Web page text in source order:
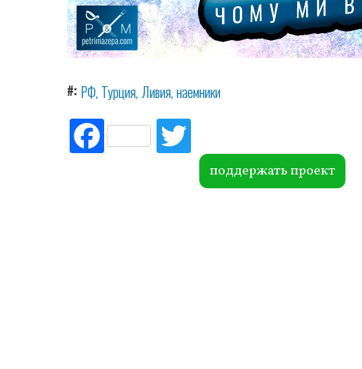
# РФ Турция Ливия наемники
Fac
ebo itte
r поддержать проект